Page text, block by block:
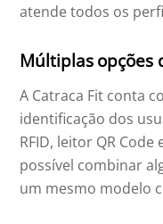
atende todos os
Múltiplas opções
A Catraca Fit conta
identificação dos
RFID, leitor QR
possível combinar
um mesmo modelo